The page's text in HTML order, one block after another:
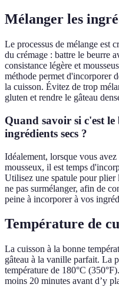
Mélanger les
Le processus de mélange est
du crémage : battre le beurre
consistance légère et
méthode permet d'incorporer
la cuisson. Évitez de trop
gluten et rendre le gâteau
Quand savoir si c'est
ingrédients secs ?
Idéalement, lorsque vous
mousseux, il est temps
Utilisez une spatule pour plier
ne pas surmélanger, afin de
peine à incorporer à vos
Température de
La cuisson à la bonne
gâteau à la vanille parfait. La
température de 180°C
moins 20 minutes avant d’y